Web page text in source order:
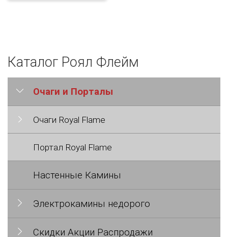
Каталог Роял Флейм
Очаги и Порталы
Очаги Royal Flame
Портал Royal Flame
Настенные Камины
Электрокамины недорого
Скидки Акции Распродажи